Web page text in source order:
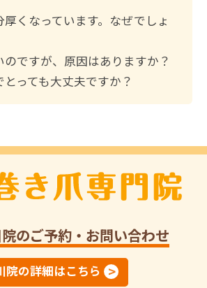
くなっています。なぜでしょ
ですが、原因はありますか？
っても大丈夫ですか？
のご予約・お問い合わせ
院の詳細はこちら